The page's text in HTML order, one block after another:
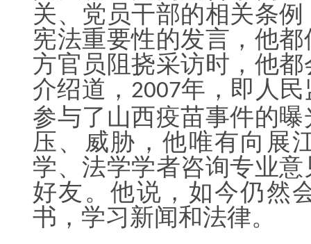
关、党员干部的相关条
宪法重要性的发言，他
方官员阻挠采访时，他
介绍道， 2007年，即人
参与了山西疫苗事件的
压、威胁，他唯有向展
学、法学学者咨询专业
好友。他说，如今仍然
书，学习新闻和法律。